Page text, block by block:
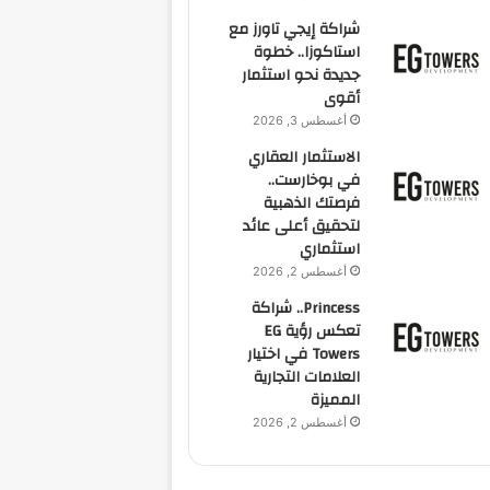
شراكة إيجي تاورز مع
استاكوزا.. خطوة
جديدة نحو استثمار
أقوى
أغسطس 3, 2026
الاستثمار العقاري
في بوخارست..
فرصتك الذهبية
لتحقيق أعلى عائد
استثماري
أغسطس 2, 2026
Princess.. شراكة
تعكس رؤية EG
Towers في اختيار
العلامات التجارية
المميزة
أغسطس 2, 2026